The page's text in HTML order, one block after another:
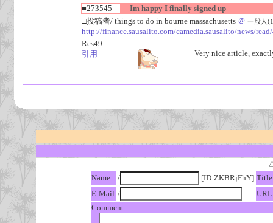
■273545
Im happy I finally signed up
□投稿者/ things to do in bourne massachusetts ＠ 一般人
http://finance.sausalito.com/camedia.sausalito/news/
Res49
引用
Very nice article,
Name
/ [ID:ZKBRjFhY] Title
E-Mail /
URL
Comment